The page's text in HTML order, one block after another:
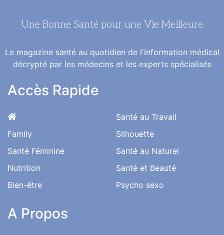
Une Bonne Santé pour une Vie Meilleure
Le magazine santé au quotidien de l'information médical
décrypté par les médecins et les experts spécialisés
Accès Rapide
Family
Santé Féminine
Nutrition
Bien-être
Santé au Travail
Silhouette
Santé au Naturel
Santé et Beauté
Psycho sexo
A Propos